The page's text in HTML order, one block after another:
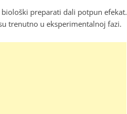
preparati dali potpun efekat.
trenutno u eksperimentalnoj fazi.